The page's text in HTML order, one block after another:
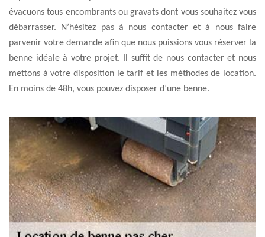
évacuons tous encombrants ou gravats dont vous souhaitez vous
débarrasser. N’hésitez pas à nous contacter et à nous faire
parvenir votre demande afin que nous puissions vous réserver la
benne idéale à votre projet. Il suffit de nous contacter et nous
mettons à votre disposition le tarif et les méthodes de location.
En moins de 48h, vous pouvez disposer d’une benne.